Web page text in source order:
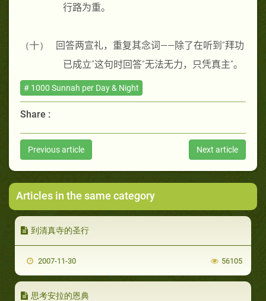
行路为重。
（十）
回答两宣礼，重复其念词——除了在听到“拜功
已成立”这句时回答“无法无力，只凭真主”。
# 1000 Sunnah per Day & Night
Share :
Previous article Next article
Articles in the same category
到清真寺的圣行
2007-11-30 56105
思考安拉的恩典